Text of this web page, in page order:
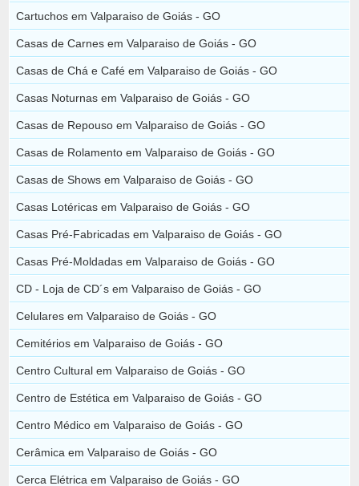
Cartuchos em Valparaiso de Goiás - GO
Casas de Carnes em Valparaiso de Goiás - GO
Casas de Chá e Café em Valparaiso de Goiás - GO
Casas Noturnas em Valparaiso de Goiás - GO
Casas de Repouso em Valparaiso de Goiás - GO
Casas de Rolamento em Valparaiso de Goiás - GO
Casas de Shows em Valparaiso de Goiás - GO
Casas Lotéricas em Valparaiso de Goiás - GO
Casas Pré-Fabricadas em Valparaiso de Goiás - GO
Casas Pré-Moldadas em Valparaiso de Goiás - GO
CD - Loja de CD´s em Valparaiso de Goiás - GO
Celulares em Valparaiso de Goiás - GO
Cemitérios em Valparaiso de Goiás - GO
Centro Cultural em Valparaiso de Goiás - GO
Centro de Estética em Valparaiso de Goiás - GO
Centro Médico em Valparaiso de Goiás - GO
Cerâmica em Valparaiso de Goiás - GO
Cerca Elétrica em Valparaiso de Goiás - GO